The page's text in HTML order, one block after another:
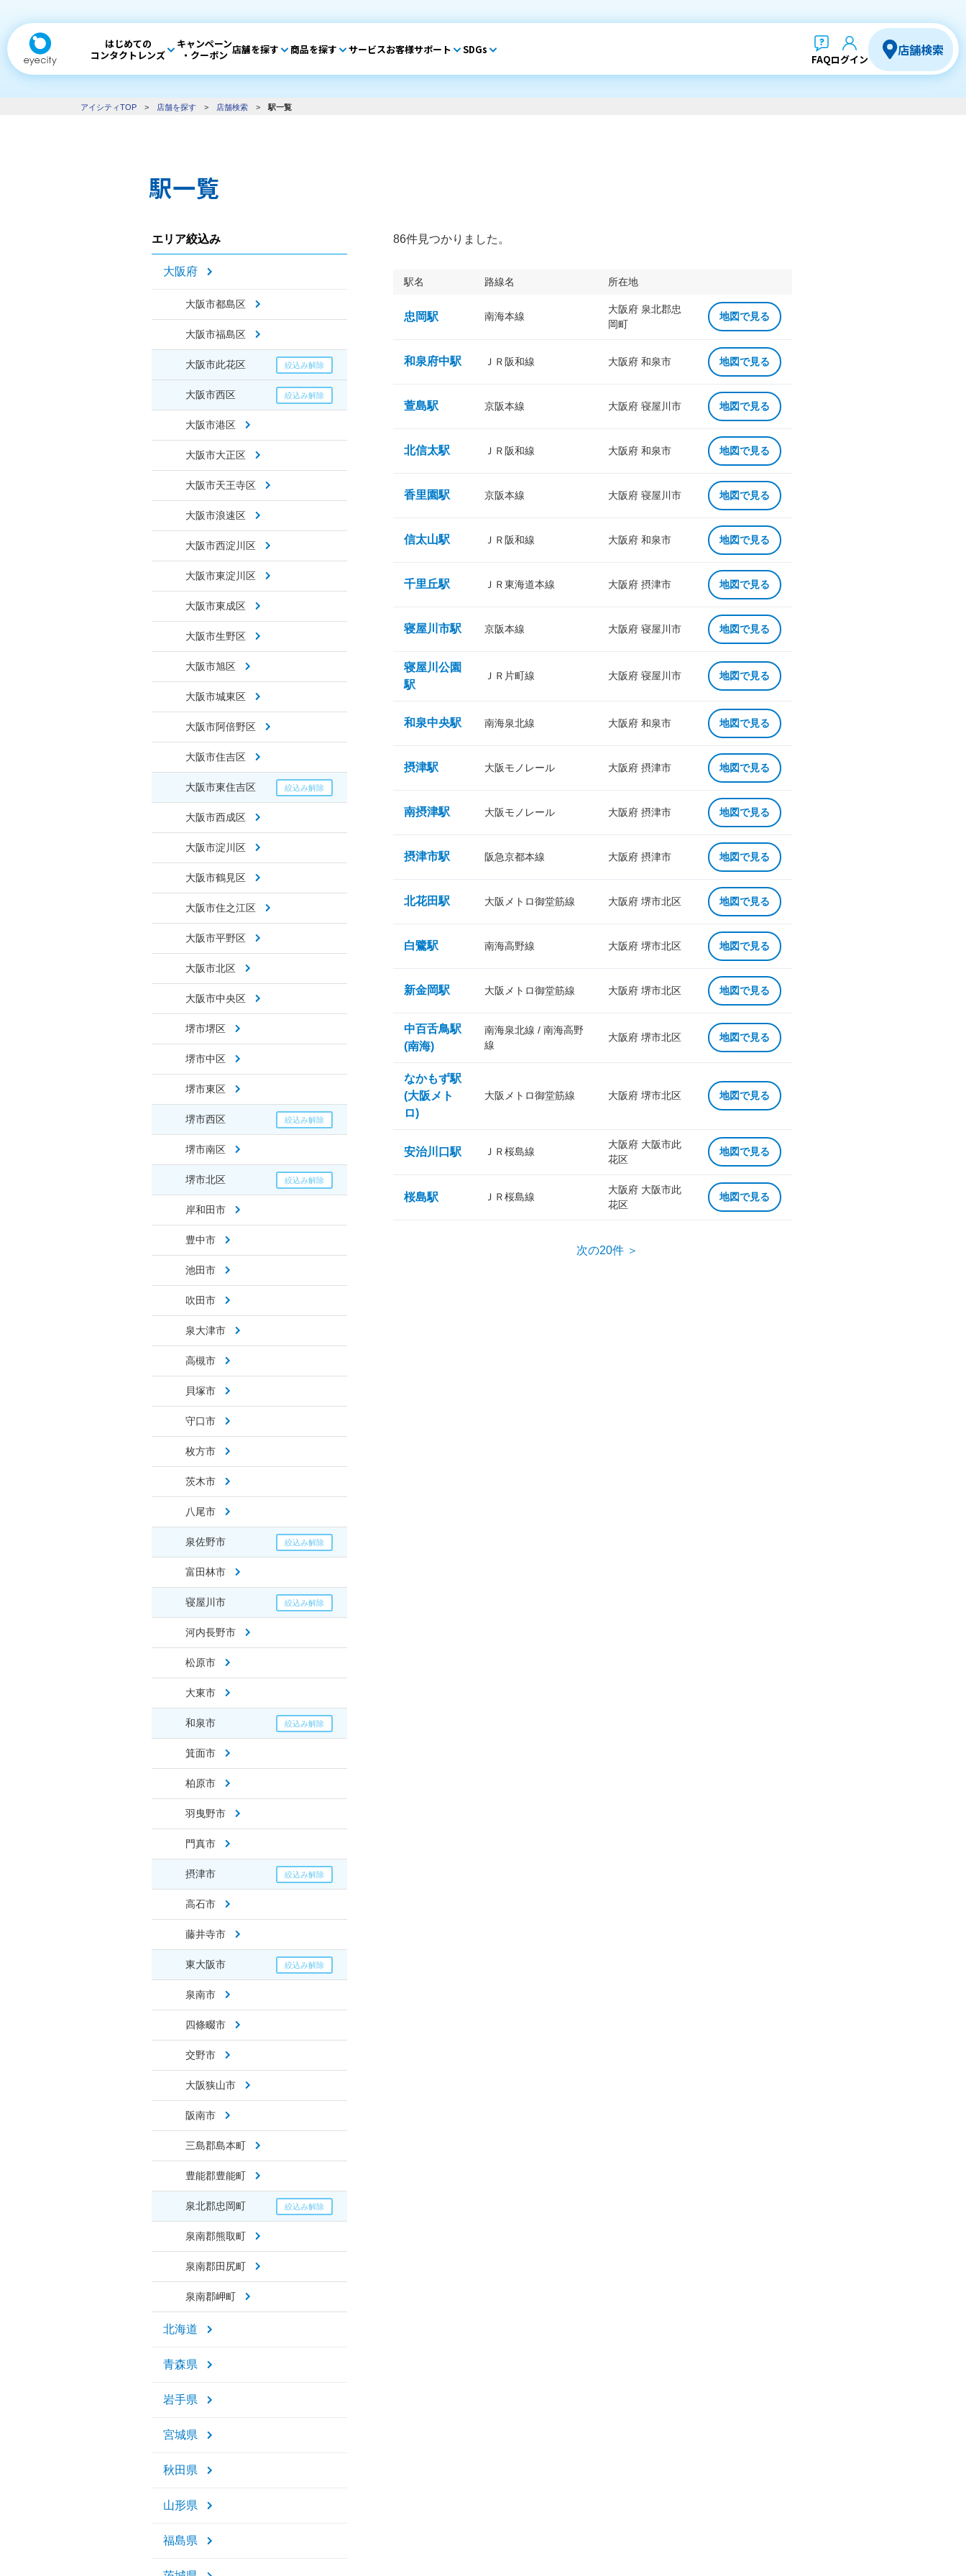
はじめての
コンタクトレンズ
キャンペーン
・クーポン 店舗を探す 商品を探す サービスお客様サポート SDGs
FAQログイン
店舗検索
アイシティTOP > 店舗を探す > 店舗検索 > 駅一覧
駅一覧
エリア絞込み
大阪府
大阪市都島区
大阪市福島区
大阪市此花区
大阪市西区
大阪市港区
大阪市大正区
大阪市天王寺区
大阪市浪速区
大阪市西淀川区
大阪市東淀川区
大阪市東成区
大阪市生野区
大阪市旭区
大阪市城東区
大阪市阿倍野区
大阪市住吉区
大阪市東住吉区
大阪市西成区
大阪市淀川区
大阪市鶴見区
大阪市住之江区
大阪市平野区
大阪市北区
大阪市中央区
堺市堺区
堺市中区
堺市東区
堺市西区
堺市南区
堺市北区
岸和田市
豊中市
池田市
吹田市
泉大津市
高槻市
貝塚市
守口市
枚方市
茨木市
八尾市
泉佐野市
富田林市
寝屋川市
河内長野市
松原市
大東市
和泉市
箕面市
柏原市
羽曳野市
門真市
摂津市
高石市
藤井寺市
東大阪市
泉南市
四條畷市
交野市
大阪狭山市
阪南市
三島郡島本町
豊能郡豊能町
泉北郡忠岡町
泉南郡熊取町
泉南郡田尻町
泉南郡岬町
北海道
青森県
岩手県
宮城県
秋田県
山形県
福島県
86件見つかりました。
駅名 路線名 所在地
忠岡駅 南海本線
大阪府 泉北郡忠
岡町
地図で見る
和泉府中駅 ＪＲ阪和線 大阪府 和泉市 地図で見る
萱島駅 京阪本線 大阪府 寝屋川市 地図で見る
北信太駅 ＪＲ阪和線 大阪府 和泉市 地図で見る
香里園駅 京阪本線 大阪府 寝屋川市 地図で見る
信太山駅 ＪＲ阪和線 大阪府 和泉市 地図で見る
千里丘駅 ＪＲ東海道本線 大阪府 摂津市 地図で見る
寝屋川市駅 京阪本線 大阪府 寝屋川市 地図で見る
寝屋川公園
駅
ＪＲ片町線 大阪府 寝屋川市 地図で見る
和泉中央駅 南海泉北線 大阪府 和泉市 地図で見る
摂津駅 大阪モノレール 大阪府 摂津市 地図で見る
南摂津駅 大阪モノレール 大阪府 摂津市 地図で見る
摂津市駅 阪急京都本線 大阪府 摂津市 地図で見る
北花田駅 大阪メトロ御堂筋線 大阪府 堺市北区 地図で見る
白鷺駅 南海高野線 大阪府 堺市北区 地図で見る
新金岡駅 大阪メトロ御堂筋線 大阪府 堺市北区 地図で見る
中百舌鳥駅
(南海)
南海泉北線 / 南海高野
線
大阪府 堺市北区 地図で見る
なかもず駅
(大阪メト
ロ)
大阪メトロ御堂筋線 大阪府 堺市北区 地図で見る
安治川口駅 ＪＲ桜島線
大阪府 大阪市此
花区
地図で見る
桜島駅 ＪＲ桜島線
大阪府 大阪市此
花区
地図で見る
次の20件 ＞